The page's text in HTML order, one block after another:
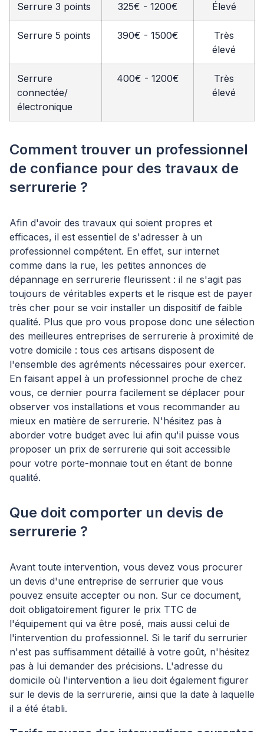
Serrure 3 points 325€ - 1200€ Élevé
Serrure 5 points 390€ - 1500€
Très
élevé
Serrure
connectée/
électronique
400€ - 1200€
Très
élevé
Comment trouver un professionnel
de confiance pour des travaux de
serrurerie ?
Afin d'avoir des travaux qui soient propres et
efficaces, il est essentiel de s'adresser à un
professionnel compétent. En effet, sur internet
comme dans la rue, les petites annonces de
dépannage en serrurerie fleurissent : il ne s'agit pas
toujours de véritables experts et le risque est de payer
très cher pour se voir installer un dispositif de faible
qualité. Plus que pro vous propose donc une sélection
des meilleures entreprises de serrurerie à proximité de
votre domicile : tous ces artisans disposent de
l'ensemble des agréments nécessaires pour exercer.
En faisant appel à un professionnel proche de chez
vous, ce dernier pourra facilement se déplacer pour
observer vos installations et vous recommander au
mieux en matière de serrurerie. N'hésitez pas à
aborder votre budget avec lui afin qu'il puisse vous
proposer un prix de serrurerie qui soit accessible
pour votre porte-monnaie tout en étant de bonne
qualité.
Que doit comporter un devis de
serrurerie ?
Avant toute intervention, vous devez vous procurer
un devis d'une entreprise de serrurier que vous
pouvez ensuite accepter ou non. Sur ce document,
doit obligatoirement figurer le prix TTC de
l'équipement qui va être posé, mais aussi celui de
l'intervention du professionnel. Si le tarif du serrurier
n'est pas suffisamment détaillé à votre goût, n'hésitez
pas à lui demander des précisions. L'adresse du
domicile où l'intervention a lieu doit également figurer
sur le devis de la serrurerie, ainsi que la date à laquelle
il a été établi.